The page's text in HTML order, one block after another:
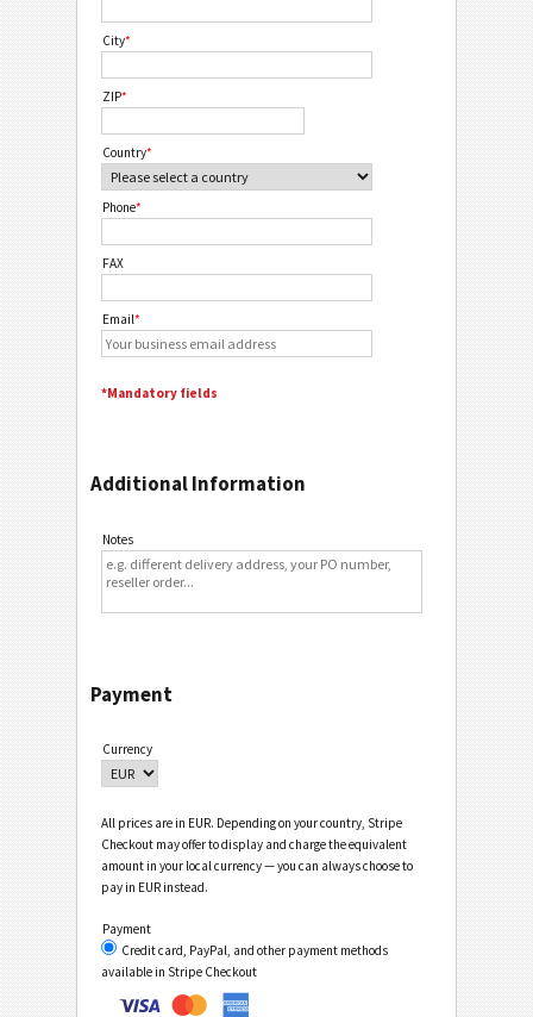
City*
ZIP*
Country*
Phone*
FAX
Email*
*Mandatory fields
Additional Information
Notes
Payment
Currency
All prices are in EUR. Depending on your country, Stripe
Checkout may offer to display and charge the equivalent
amount in your local currency — you can always choose to
pay in EUR instead.
Payment
Credit card, PayPal, and other payment methods
available in Stripe Checkout